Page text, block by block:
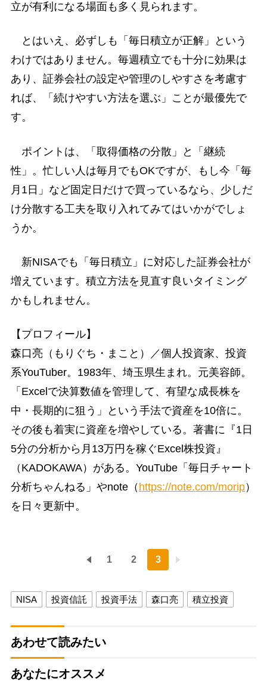
立が有利になる場面も多く見られます。
とはいえ、必ずしも「毎日積立が正解」という
わけではありません。毎週積立でも十分に効果は
あり、証券会社の設定や管理のしやすさを考慮す
れば、「続けやすい方法を選ぶ」ことが最優先で
す。
ポイントは、「取得価格の分散」と「継続
性」。忙しい人は毎月でもOKですが、もし今「毎
月1日」など固定日だけで買っているなら、少しだ
け分散する工夫を取り入れてみてはいかがでしょ
うか。
新NISAでも「毎日積立」に対応した証券会社が
増えています。積立方法を見直す良いタイミング
かもしれません。
【プロフィール】
森口亮（もりぐち・まこと）／個人投資家、投資
系YouTuber。1983年、埼玉県生まれ。元美容師。
「Excelで決算数値を管理して、有望な成長株を
中・長期的に狙う」という手法で資産を10倍に。
その後も着実に資産を増やしている。著書に『1日
5分の分析から月13万円を稼ぐExcel株投資』
（KADOKAWA）がある。YouTube「毎日チャート
分析ちゃんねる」やnote（ https://note.com/morip）
を日々更新中。
1 2 3
NISA 投資信託 投資手法 森口亮 積立投資
あわせて読みたい
あなたにオススメ